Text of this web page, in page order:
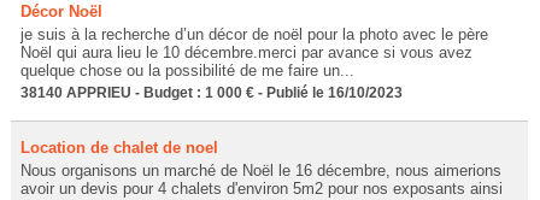
Décor Noël
je suis à la recherche d’un décor de noël pour la photo avec le père
Noël qui aura lieu le 10 décembre.merci par avance si vous avez
quelque chose ou la possibilité de me faire un...
38140 APPRIEU - Budget : 1 000 € - Publié le 16/10/2023
Location de chalet de noel
Nous organisons un marché de Noël le 16 décembre, nous aimerions
avoir un devis pour 4 chalets d'environ 5m2 pour nos exposants ainsi